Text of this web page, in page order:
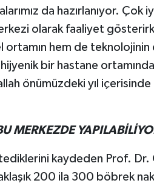
da hazırlanıyor.
olarak faaliyet
hem de teknolojinin
bir hastane
önümüzdeki yıl içerisinde
MERKEZDE
kaydeden Prof.
200 ila 300 böbrek